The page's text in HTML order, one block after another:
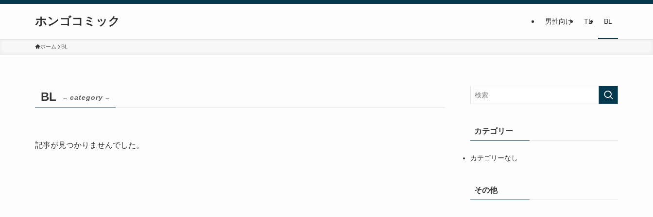
ホンゴコミック 男性向け TL BL
ホーム BL
BL – category –
記事が見つかりませんでした。
カテゴリー
カテゴリーなし
その他